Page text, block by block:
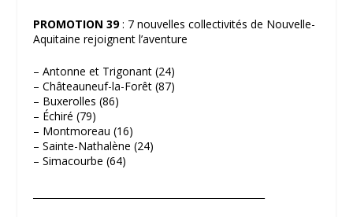
PROMOTION 39: 7 nouvelles collectivités de Nouvelle-
Aquitaine rejoignent l’aventure
– Antonne et Trigonant (24)
– Châteauneuf-la-Forêt (87)
– Buxerolles (86)
– Échiré (79)
– Montmoreau (16)
– Sainte-Nathalène (24)
– Simacourbe (64)